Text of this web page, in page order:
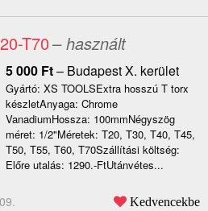
T70– használt
5 000 Ft– Budapest X. kerület
Gyártó: XS TOOLSExtra hosszú T torx
készletAnyaga: Chrome
VanadiumHossza: 100mmNégyszög
méret: 1/2"Méretek: T20, T30, T40, T45,
T50, T55, T60, T70Szállítási költség:
Előre utalás: 1290.-FtUtánvétes...
Kedvencekbe